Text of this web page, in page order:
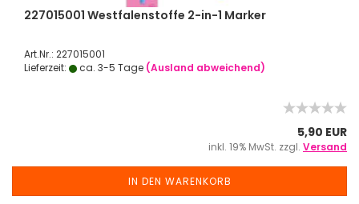
227015001 Westfalenstoffe 2-in-1 Marker
Art.Nr.: 227015001
Lieferzeit:
ca. 3-5 Tage (Ausland abweichend)
5,90 EUR
inkl. 19% MwSt. zzgl. Versand
IN DEN WARENKORB